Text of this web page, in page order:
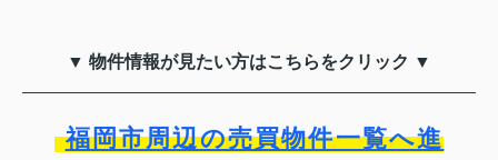
▼ 物件情報が見たい方はこちらをクリック ▼
福岡市周辺の売買物件一覧へ進